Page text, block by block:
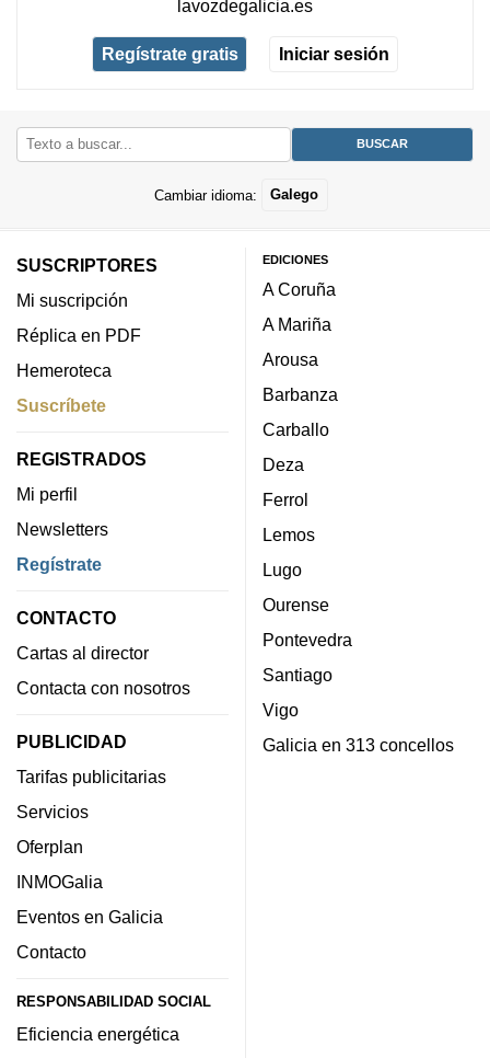
lavozdegalicia.es
Regístrate gratis Iniciar sesión
Cambiar idioma: Galego
SUSCRIPTORES
Mi suscripción
Réplica en PDF
Hemeroteca
Suscríbete
REGISTRADOS
Mi perfil
Newsletters
Regístrate
CONTACTO
Cartas al director
Contacta con nosotros
PUBLICIDAD
Tarifas publicitarias
Servicios
Oferplan
INMOGalia
Eventos en Galicia
Contacto
RESPONSABILIDAD SOCIAL
Eficiencia energética
EDICIONES
A Coruña
A Mariña
Arousa
Barbanza
Carballo
Deza
Ferrol
Lemos
Lugo
Ourense
Pontevedra
Santiago
Vigo
Galicia en 313 concellos